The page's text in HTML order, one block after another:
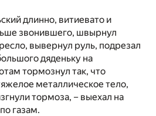
длинно, витиевато и
звонившего, швырнул
вывернул руль, подрезал
дяденьку на
тормознул так, что
металлическое тело,
тормоза, – выехал на
газам.